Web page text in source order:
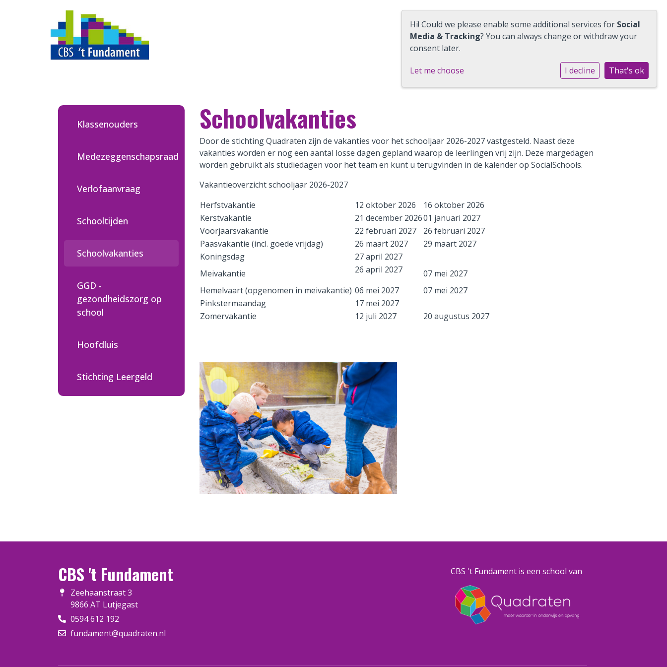
Klassenouders
Medezeggenschapsraad
Verlofaanvraag
Schooltijden
Schoolvakanties
GGD -
gezondheidszorg op
school
Hoofdluis
Stichting Leergeld
Schoolvakanties
Door de stichting Quadraten zijn de vakanties voor het schooljaar 2026-2027 vastgesteld. Naast deze
vakanties worden er nog een aantal losse dagen gepland waarop de leerlingen vrij zijn. Deze margedagen
worden gebruikt als studiedagen voor het team en kunt u terugvinden in de kalender op SocialSchools.
Vakantieoverzicht schooljaar 2026-2027
Herfstvakantie
12 oktober 2026
16 oktober 2026
Kerstvakantie
21 december 202601 januari 2027
Voorjaarsvakantie
22 februari 2027
26 februari 2027
Paasvakantie (incl. goede vrijdag)
26 maart 2027
29 maart 2027
Koningsdag
27 april 2027
Meivakantie
26 april 2027
07 mei 2027
Hemelvaart (opgenomen in meivakantie) 06 mei 2027
07 mei 2027
Pinkstermaandag
17 mei 2027
Zomervakantie
12 juli 2027 20 augustus 2027
CBS 't Fundament
Zeehaanstraat 3
9866 AT Lutjegast
0594 612 192
fundament@quadraten.nl
CBS 't Fundament is een school van
Hi! Could we please enable some additional services for Social
Media & Tracking? You can always change or withdraw your
consent later.
Let me choose I decline That's ok